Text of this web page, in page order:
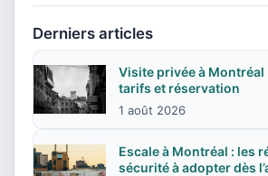
Derniers articles
Visite privée à Montréal
tarifs et réservation
1 août 2026
Escale à Montréal : les
sécurité à adopter dès